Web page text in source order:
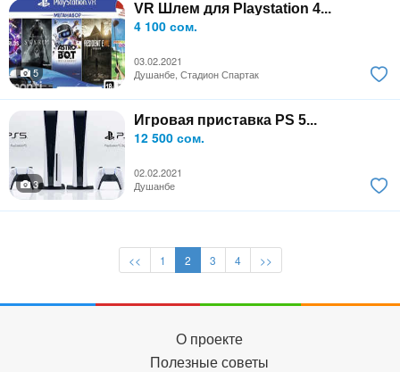
VR Шлем для Playstation 4...
4 100 сом.
03.02.2021
5
Душанбе, Стадион Спартак
Игровая приставка PS 5...
12 500 сом.
02.02.2021
3
Душанбе
<< 1 2 3 4 >>
О проекте
Полезные советы